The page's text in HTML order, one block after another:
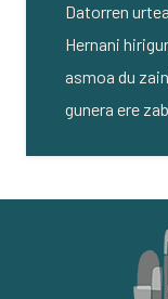
Datorren
Hernani
asmoa du
gunera ere